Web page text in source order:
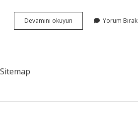
Devamını okuyun Bannerlord
Nerede
Yorum Bırak
Sitemap